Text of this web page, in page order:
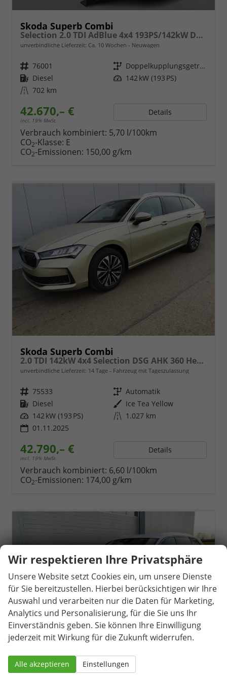
Skoda Superb Combi
Selection 2.0 TDI AdBlue 4x4 193PS/142kW DSG7 2026
unverbindliche Lieferzeit: Ca. 10 Wochen Neuwagen
Fahrzeugnr. 76001 Getriebe
Doppelkupplungsgetriebe (DSG)
Kraftstoff Diesel Leistung 142 kW (193 PS)
Kilometerstand 702 km
42.670,– €
incl. 19% MwSt.
Details
Verbrauch kombiniert: 5,70 l/100km
CO2-Klasse: E
CO2-Emissionen: 150,00 g/km
Skoda Superb Combi
2.0 TDI 142kW 4x4 Selection DSG AHK 360 Head Up
unverbindliche Lieferzeit: 14 Tage Fahrzeug mit Tageszulassung
Fahrzeugnr. 75533 Getriebe Automatik
Kraftstoff Diesel Außenfarbe Ice Tea Yellow
Leistung 142 kW (193 PS) Kilometerstand 1.027 km
01.11.2025
42.790,– €
incl. 19% MwSt.
Details
Verbrauch kombiniert: 6,60 l/100km
CO2-Emissionen: 174,00 g/km
Wir respektieren Ihre Privatsphäre
Unsere Website setzt Cookies ein, um unsere Dienste
für Sie bereitzustellen. Hierbei berücksichtigen wir Ihre
Auswahl und verarbeiten nur die Daten für Marketing,
Analytics und Personalisierung, für die Sie uns Ihr
Einverständnis geben. Sie können Ihre Einwilligung
jederzeit mit Wirkung für die Zukunft widerrufen.
Alle akzeptieren Einstellungen